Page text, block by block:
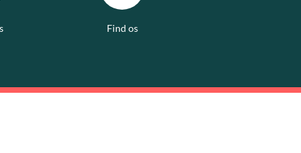
Find os